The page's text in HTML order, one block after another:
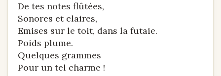
De tes notes flûtées,
Sonores et claires,
Emises sur le toit, dans la futaie.
Poids plume.
Quelques grammes
Pour un tel charme !